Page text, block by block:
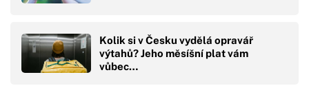
Kolik si v Česku vydělá opravář
výtahů? Jeho měsíšní plat vám
vůbec…